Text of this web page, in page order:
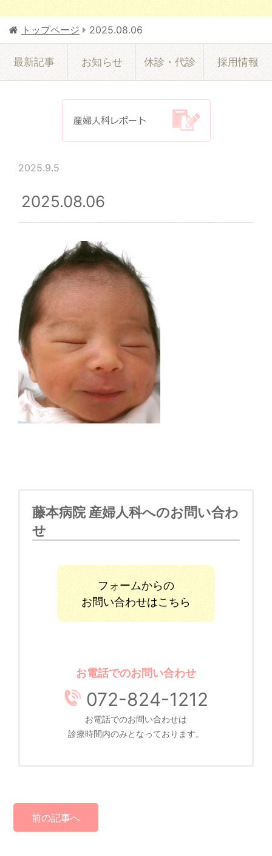
トップページ 2025.08.06
最新記事 お知らせ 休診・代診 採用情報
2025.9.5
2025.08.06
藤本病院 産婦人科へのお問い合わ
せ
フォームからの
お問い合わせはこちら
お電話でのお問い合わせ
072-824-1212
お電話でのお問い合わせは
診療時間内のみとなっております。
前の記事へ